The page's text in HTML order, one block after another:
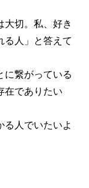
切。私、好き
る人」と答えて
繋がっている
在でありたい
人でいたいよ